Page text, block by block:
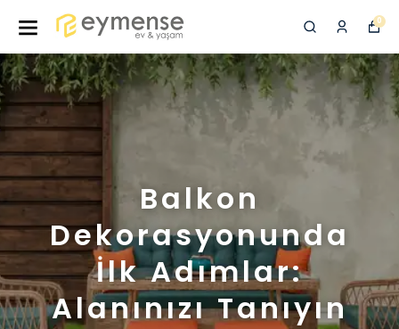
0
Balkon
Dekorasyonunda
İlk Adımlar:
Alanınızı Tanıyın